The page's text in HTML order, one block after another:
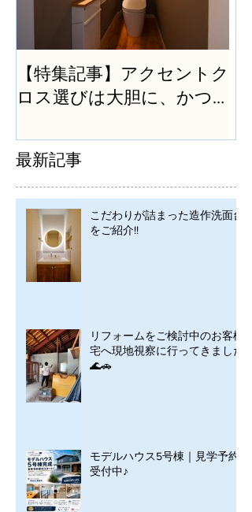
【特集記事】アクセントク
ロス選びは大胆に、かつ
最新記事
こだわりが詰まった造作洗面台
をご紹介!!
リフォームをご検討中のお客様
宅へ現地視察に行ってきました
🌊🚗
モデルハウス5号棟｜見学予約
受付中♪